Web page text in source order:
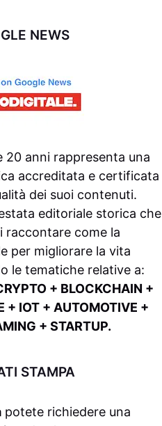
NEWS
20 anni rappresenta una
accreditata e certificata
dei suoi contenuti.
editoriale storica che
raccontare come la
per migliorare la vita
le tematiche relative a:
+ BLOCKCHAIN +
+ IOT + AUTOMOTIVE +
+ STARTUP.
STAMPA
potete richiedere una